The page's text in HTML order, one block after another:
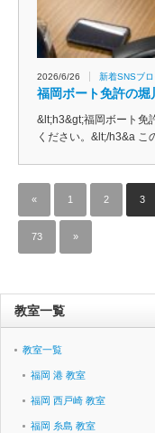
2026/6/26 新着SNSブ
福岡ボート免許の
&lt;h3&gt;福岡ボート免
ください。&lt;/h3&a こ
« 1 2 3
73 »
教室一覧
教室一覧
福岡 港 教室
福岡 西戸崎 教室
福岡 糸島 教室